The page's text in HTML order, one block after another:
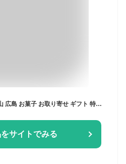
瀬戸内レモンパイ 28枚入 岡山 広島 お菓子 お取り寄せ ギフト 特産品 岡山県 広島県 グルメ 岡山土産 広島土産 プレゼント お菓子 レモン 岡山特産品 サクサク パイ 瀬戸内産レモン使用 レモンパイ 枚数多い 洋菓子 帰省 手土産 個包装 卒業祝い 退職祝い ハロウィン
サイトでみる